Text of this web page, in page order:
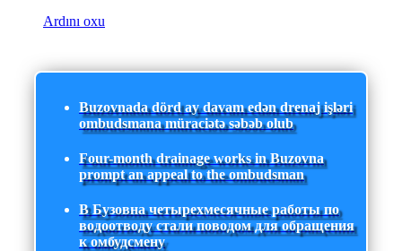
Ardını oxu
Buzovnada dörd ay davam edən drenaj işləri
ombudsmana müraciətə səbəb olub
Four-month drainage works in Buzovna
prompt an appeal to the ombudsman
В Бузовна четырехмесячные работы по
водоотводу стали поводом для обращения
к омбудсмену